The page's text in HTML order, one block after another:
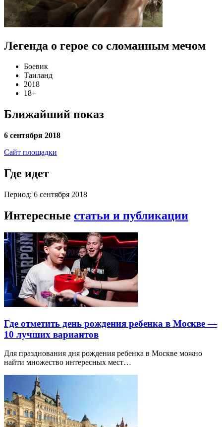
Легенда о герое со сломанным мечом
Боевик
Таиланд
2018
18+
Ближайший показ
6 сентября 2018
Сайт площадки
Где идет
Период: 6 сентября 2018
Интересные статьи и публикации
Где отметить день рождения ребенка в Москве —
10 лучших вариантов
Для празднования дня рождения ребенка в Москве можно
найти множество интересных мест…